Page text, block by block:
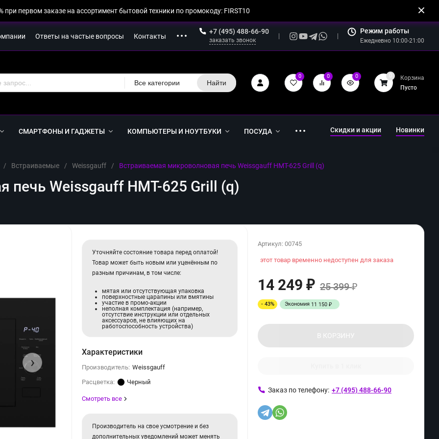
при первом заказе на ассортимент бытовой техники по промокоду: FIRST10
Ответы на частые вопросы Контакты
+7 (495) 488-66-90
заказать звонок
Режим работы
Ежедневно 10:00-21:00
Все категории Найти
0 0 0 0
Корзина
Пусто
СМАРТФОНЫ И ГАДЖЕТЫ КОМПЬЮТЕРЫ И НОУТБУКИ ПОСУДА Скидки и акции Новинки
/ Встраиваемые / Weissgauff / Встраиваемая микроволновая печь Weissgauff HMT-625 Grill (q)
печь Weissgauff HMT-625 Grill (q)
›
Уточняйте состояние товара перед оплатой!
Товар может быть новым или уценённым по
разным причинам, в том числе:
мятая или отсутствующая упаковка
поверхностные царапины или вмятины
участие в промо-акции
неполная комплектация (например,
отсутствие инструкции или отдельных
аксессуаров, не влияющих на
работоспособность устройства)
Характеристики
Производитель: Weissgauff
Расцветка:
Черный
Смотреть все
Производитель на свое усмотрение и без
дополнительных уведомлений может менять
Артикул:00745
этот товар временно недоступен для заказа
14 249₽ 25 399₽
- 43% Экономия 11 150₽
В КОРЗИНУ
Заказ по телефону: +7 (495) 488-66-90